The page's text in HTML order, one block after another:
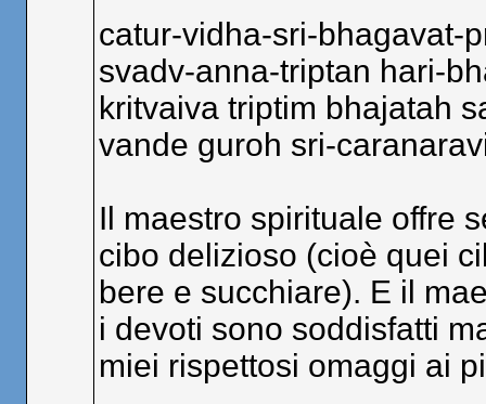
catur-vidha-sri-bhagavat-
svadv-anna-triptan hari-
kritvaiva triptim bhajatah
vande guroh sri-
Il maestro spirituale offre
cibo delizioso (cioè quei
bere e succhiare). E il
i devoti sono soddisfatti
miei rispettosi omaggi ai